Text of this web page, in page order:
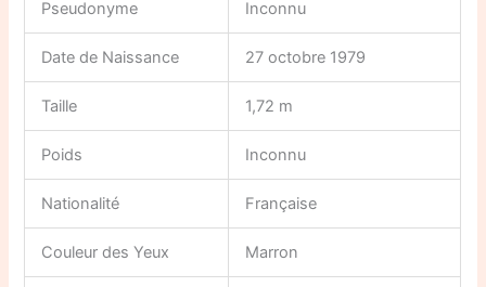
Pseudonyme Inconnu
Date de Naissance 27 octobre 1979
Taille 1,72 m
Poids Inconnu
Nationalité Française
Couleur des Yeux Marron